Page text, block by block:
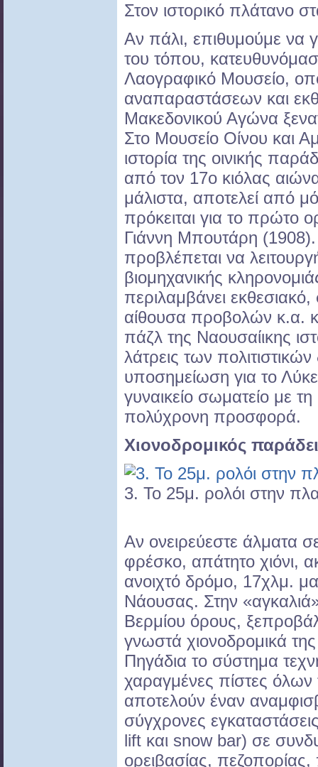
Στον ιστορικό πλάτανο
Αν πάλι, επιθυμούμε να
του τόπου,
Λαογραφικό Μουσείο,
αναπαραστάσεων και
Μακεδονικού Αγώνα
Στο Μουσείο Οίνου και
ιστορία της οινικής
από τον 17ο κιόλας
μάλιστα, αποτελεί από
πρόκειται για το πρώτο
Γιάννη Μπουτάρη (1908).
προβλέπεται να
βιομηχανικής
περιλαμβάνει
αίθουσα προβολών κ.α.
πάζλ της Ναουσαίικης
λάτρεις των
υποσημείωση για το
γυναικείο σωματείο με
πολύχρονη προσφορά.
Χιονοδρομικός
3. Το 25μ. ρολόι στην
Αν ονειρεύεστε άλματα
φρέσκο, απάτητο χιόνι,
ανοιχτό δρόμο, 17χλμ.
Νάουσας. Στην
Βερμίου όρους,
γνωστά χιονοδρομικά
Πηγάδια το σύστημα
χαραγμένες πίστες
αποτελούν έναν
σύγχρονες
lift και snow bar) σε
ορειβασίας,